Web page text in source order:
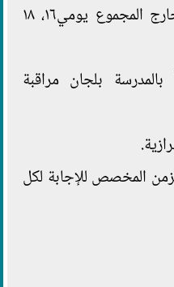
١. تُجرى الامتحانات للمواد خارج المجموع يومي١٦، ١٨
بالمدرسة بلجان مراقبة
المخصص للإجابة لكل